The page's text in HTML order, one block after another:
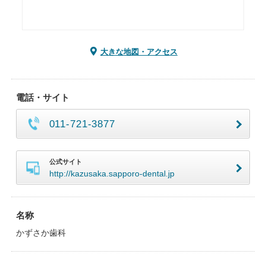
大きな地図・アクセス
電話・サイト
011-721-3877
公式サイト
http://kazusaka.sapporo-dental.jp
名称
かずさか歯科